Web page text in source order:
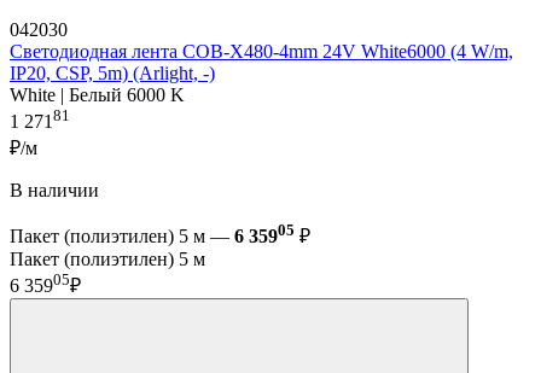
042030
Светодиодная лента COB-X480-4mm 24V White6000 (4 W/m,
IP20, CSP, 5m) (Arlight, -)
White | Белый 6000 K
1 27181
₽/м
В наличии
Пакет (полиэтилен) 5 м — 6 35905 ₽
Пакет (полиэтилен) 5 м
6 35905₽